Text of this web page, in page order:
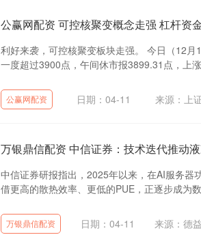
公赢网配资 可控核聚变概念走强 杠杆资
利好来袭，可控核聚变板块走强。 今日（12
一度超过3900点，午间休市报3899.31点，上
公赢网配资 日期：04-11 来源：上
万银鼎信配资 中信证券：技术迭代推动
中信证券研报指出，2025年以来，在AI服务器
借更高的散热效率、更低的PUE，正逐步成为
万银鼎信配资 日期：04-11 来源：德